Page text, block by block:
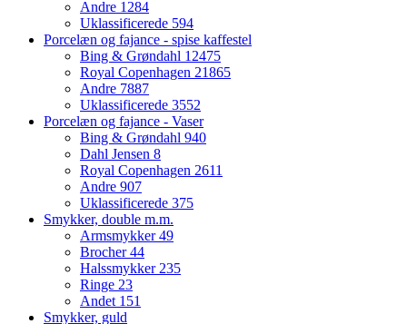
Andre 1284
Uklassificerede 594
Porcelæn og fajance - spise kaffestel
Bing & Grøndahl 12475
Royal Copenhagen 21865
Andre 7887
Uklassificerede 3552
Porcelæn og fajance - Vaser
Bing & Grøndahl 940
Dahl Jensen 8
Royal Copenhagen 2611
Andre 907
Uklassificerede 375
Smykker, double m.m.
Armsmykker49
Brocher44
Halssmykker235
Ringe 23
Andet 151
Smykker, guld